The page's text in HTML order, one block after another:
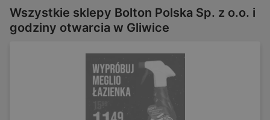
Wszystkie sklepy Bolton Polska Sp. z o.o. i
godziny otwarcia w Gliwice